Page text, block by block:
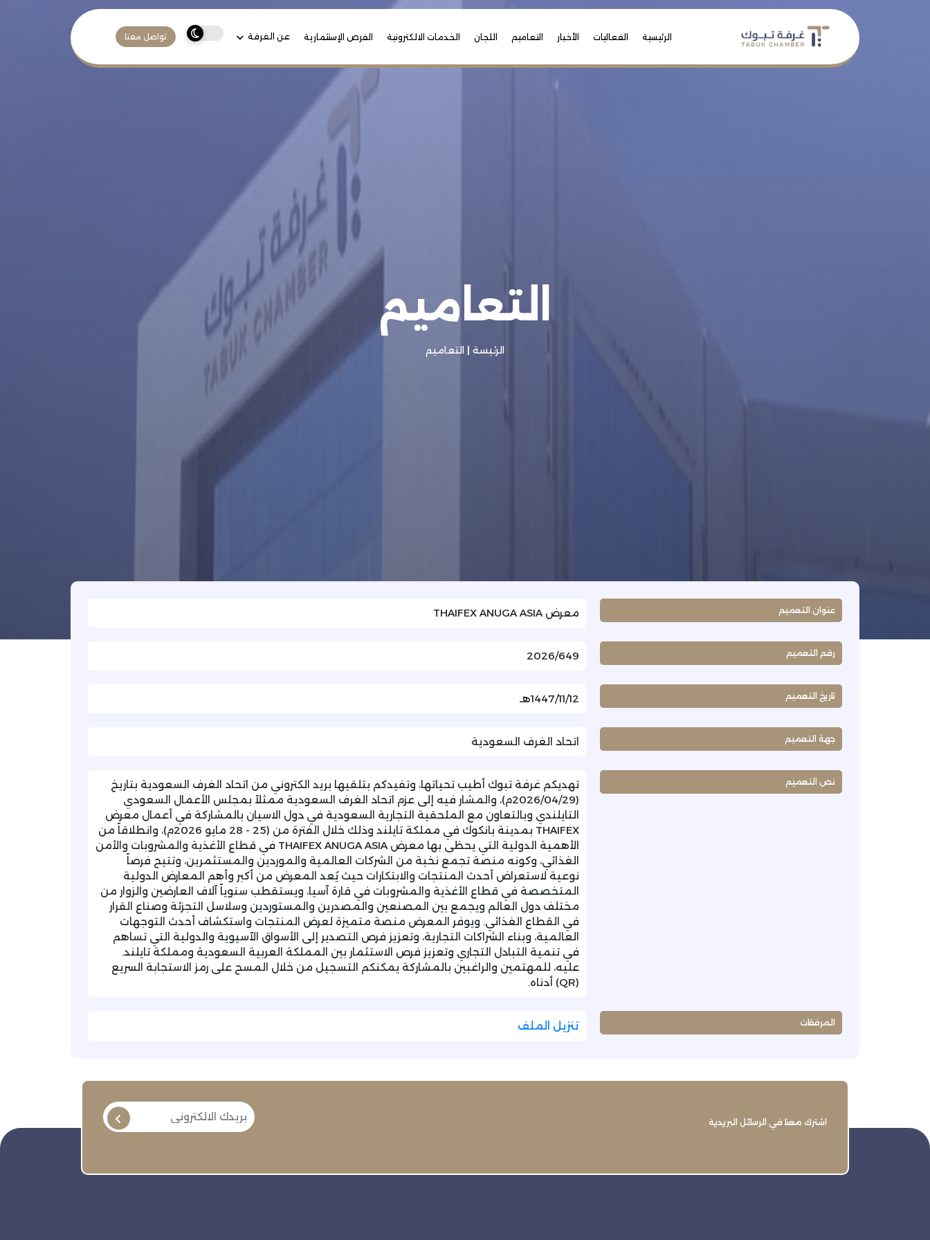
الرئيسية الفعاليات الأخبار التعاميم اللجان الخدمات الالكترونية الفرص الإستثمارية عن الغرفة تواصل معنا
التعاميم
الرئيسة | التعاميم
عنوان التعميم معرض THAIFEX ANUGA ASIA
رقم التعميم 2026/649
تاريخ التعميم 1447/11/12هـ
جهة التعميم اتحاد الغرف السعودية
نص التعميم
تهديكم غرفة تبوك أطيب تحياتها، وتفيدكم بتلقيها بريد الكتروني من اتحاد الغرف السعودية بتاريخ
(2026/04/29م)، والمشار فيه إلى عزم اتحاد الغرف السعودية ممثلاً بمجلس الأعمال السعودي
التايلندي وبالتعاون مع الملحقية التجارية السعودية في دول الاسيان بالمشاركة في أعمال معرض
THAIFEX بمدينة بانكوك في مملكة تايلند وذلك خلال الفترة من (25 - 28 مايو 2026م)، وانطلاقاً من
الأهمية الدولية التي يحظى بها معرض THAIFEX ANUGA ASIA في قطاع الأغذية والمشروبات والأمن
الغذائي، وكونه منصة تجمع نخبة من الشركات العالمية والموردين والمستثمرين، وتتيح فرصاً
نوعية لاستعراض أحدث المنتجات والابتكارات حيث يُعد المعرض من أكبر وأهم المعارض الدولية
المتخصصة في قطاع الأغذية والمشروبات في قارة آسيا، ويستقطب سنوياً آلاف العارضين والزوار من
مختلف دول العالم ويجمع بين المصنعين والمصدرين والمستوردين وسلاسل التجزئة وصناع القرار
في القطاع الغذائي. ويوفر المعرض منصة متميزة لعرض المنتجات واستكشاف أحدث التوجهات
العالمية، وبناء الشراكات التجارية، وتعزيز فرص التصدير إلى الأسواق الآسيوية والدولية التي تساهم
في تنمية التبادل التجاري وتعزيز فرص الاستثمار بين المملكة العربية السعودية ومملكة تايلند.
عليه، للمهتمين والراغبين بالمشاركة يمكنكم التسجيل من خلال المسح على رمز الاستجابة السريع
(QR) أدناه.
المرفقات تنزيل الملف
اشترك معنا في الرسائل البريدية